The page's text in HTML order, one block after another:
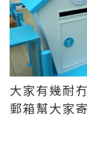
大家有幾耐
郵箱幫大家